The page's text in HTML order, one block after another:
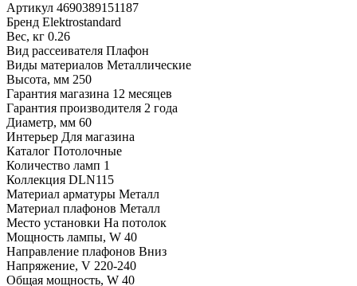
Артикул 4690389151187
Бренд Elektrostandard
Вес, кг 0.26
Вид рассеивателя Плафон
Виды материалов Металлические
Высота, мм 250
Гарантия магазина 12 месяцев
Гарантия производителя 2 года
Диаметр, мм 60
Интерьер Для магазина
Каталог Потолочные
Количество ламп 1
Коллекция DLN115
Материал арматуры Металл
Материал плафонов Металл
Место установки На потолок
Мощность лампы, W 40
Направление плафонов Вниз
Напряжение, V 220-240
Общая мощность, W 40